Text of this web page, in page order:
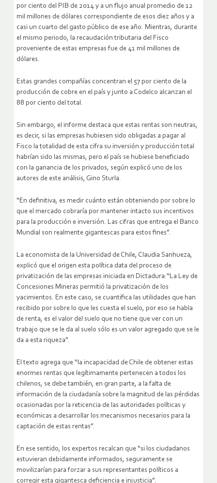
por ciento del PIB de 2014 y a un flujo anual promedio de 12
mil millones de dólares correspondiente de esos diez años y a
casi un cuarto del gasto público de ese año. Mientras, durante
el mismo periodo, la recaudación tributaria del Fisco
proveniente de estas empresas fue de 41 mil millones de
dólares.
Estas grandes compañías concentran el 57 por ciento de la
producción de cobre en el país y junto a Codelco alcanzan el
88 por ciento del total.
Sin embargo, el informe destaca que estas rentas son neutras,
es decir, si las empresas hubiesen sido obligadas a pagar al
Fisco la totalidad de esta cifra su inversión y producción total
habrían sido las mismas, pero el país se hubiese beneficiado
con la ganancia de los privados, según explicó uno de los
autores de este análisis, Gino Sturla.
“En definitiva, es medir cuánto están obteniendo por sobre lo
que el mercado cobraría por mantener intacto sus incentivos
para la producción e inversión. Las cifras que entrega el Banco
Mundial son realmente gigantescas para estos fines”.
La economista de la Universidad de Chile, Claudia Sanhueza,
explicó que el origen esta política data del proceso de
privatización de las empresas iniciada en Dictadura:“La Ley de
Concesiones Mineras permitió la privatización de los
yacimientos. En este caso, se cuantifica las utilidades que han
recibido por sobre lo que les cuesta el suelo, por eso se habla
de renta, es el valor del suelo que no tiene que ver con un
trabajo que se le da al suelo sólo es un valor agregado que se le
da a esta riqueza”.
El texto agrega que “la incapacidad de Chile de obtener estas
enormes rentas que legítimamente pertenecen a todos los
chilenos, se debe también, en gran parte, a la falta de
información de la ciudadanía sobre la magnitud de las pérdidas
ocasionadas por la reticencia de las autoridades políticas y
económicas a desarrollar los mecanismos necesarios para la
captación de estas rentas”.
En ese sentido, los expertos recalcan que “si los ciudadanos
estuvieran debidamente informados, seguramente se
movilizarían para forzar a sus representantes políticos a
corregir esta gigantesca deficiencia e injusticia”.